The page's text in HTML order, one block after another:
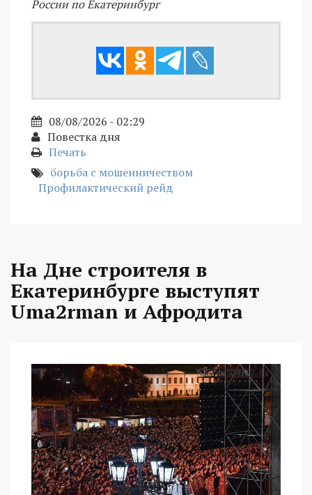
России по Екатеринбург
08/08/2026 - 02:29
Повестка дня
Печать
борьба с мошенничеством
Профилактический рейд
На Дне строителя в
Екатеринбурге выступят
Uma2rman и Афродита